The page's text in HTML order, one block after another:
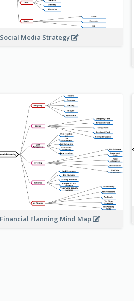
Social Media Strategy
Financial Planning Mind Map